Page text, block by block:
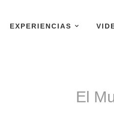
EXPERIENCIAS
El